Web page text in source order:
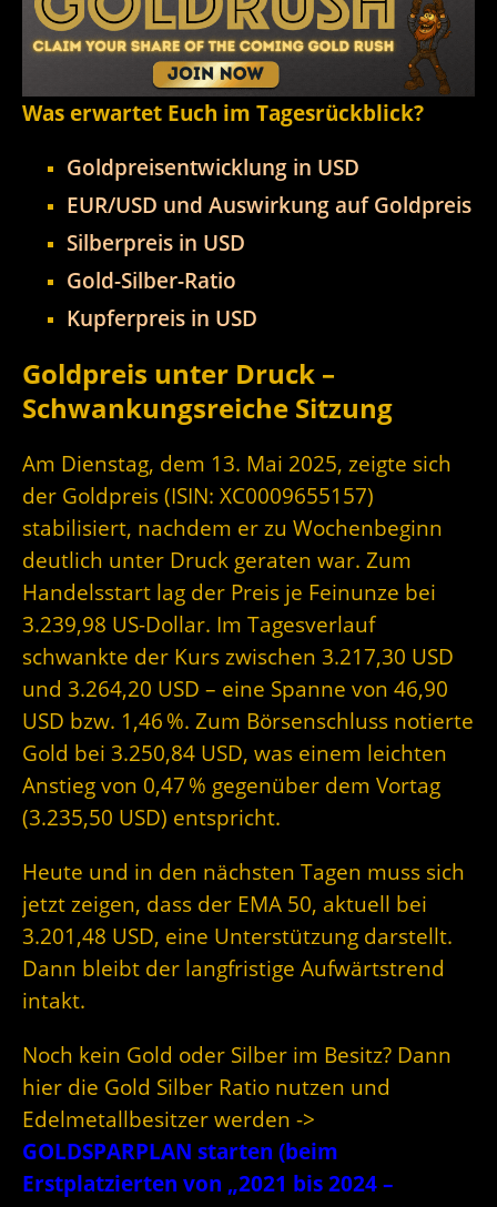
Was erwartet Euch im Tagesrückblick?
Goldpreisentwicklung in USD
EUR/USD und Auswirkung auf Goldpreis
Silberpreis in USD
Gold-Silber-Ratio
Kupferpreis in USD
Goldpreis unter Druck –
Schwankungsreiche Sitzung
Am Dienstag, dem 13. Mai 2025, zeigte sich
der Goldpreis (ISIN: XC0009655157)
stabilisiert, nachdem er zu Wochenbeginn
deutlich unter Druck geraten war. Zum
Handelsstart lag der Preis je Feinunze bei
3.239,98 US-Dollar. Im Tagesverlauf
schwankte der Kurs zwischen 3.217,30 USD
und 3.264,20 USD – eine Spanne von 46,90
USD bzw. 1,46 %. Zum Börsenschluss notierte
Gold bei 3.250,84 USD, was einem leichten
Anstieg von 0,47 % gegenüber dem Vortag
(3.235,50 USD) entspricht.
Heute und in den nächsten Tagen muss sich
jetzt zeigen, dass der EMA 50, aktuell bei
3.201,48 USD, eine Unterstützung darstellt.
Dann bleibt der langfristige Aufwärtstrend
intakt.
Noch kein Gold oder Silber im Besitz? Dann
hier die Gold Silber Ratio nutzen und
Edelmetallbesitzer werden ->
GOLDSPARPLAN starten (beim
Erstplatzierten von „2021 bis 2024 –